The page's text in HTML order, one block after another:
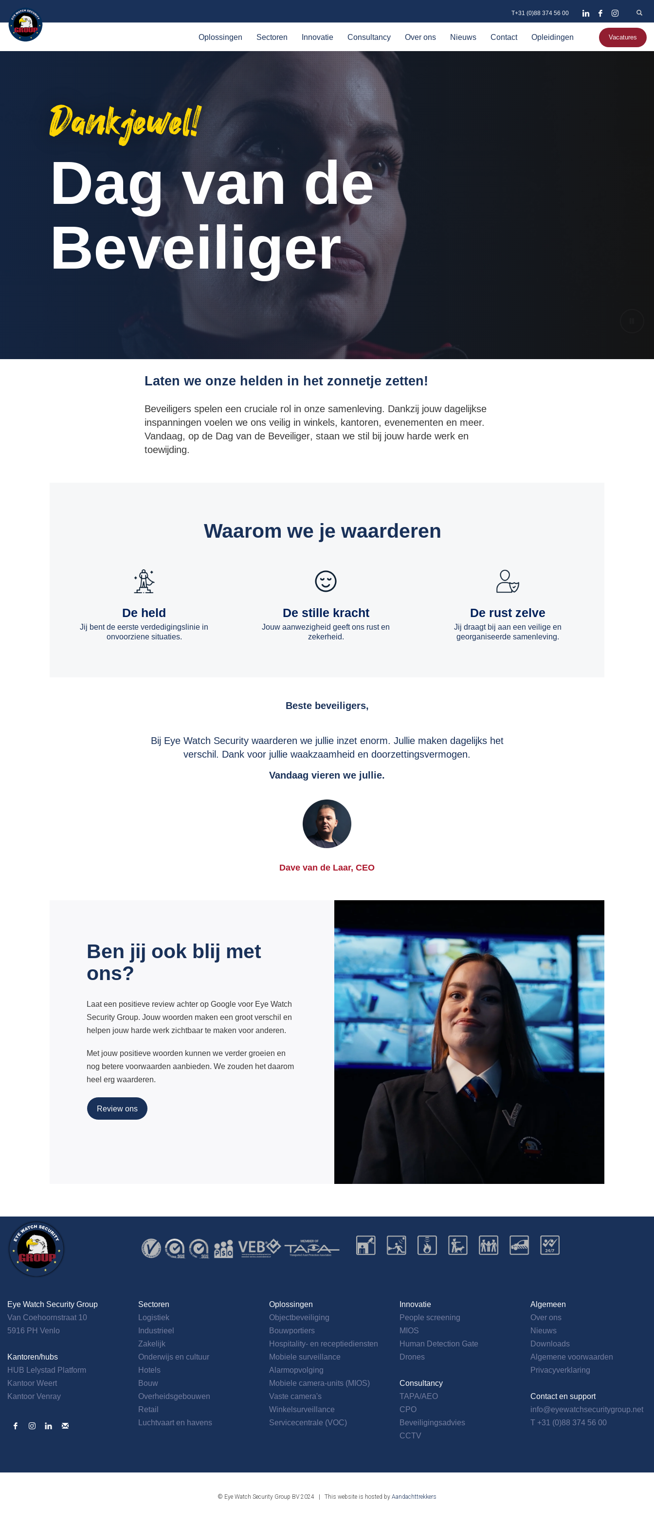
T+31 (0)88 374 56 00
Oplossingen Sectoren Innovatie Consultancy Over ons Nieuws Contact Opleidingen Vacatures
Dankjewel!
Dag van de
Beveiliger
Laten we onze helden in het zonnetje zetten!
Beveiligers spelen een cruciale rol in onze samenleving. Dankzij jouw dagelijkse
inspanningen voelen we ons veilig in winkels, kantoren, evenementen en meer.
Vandaag, op de Dag van de Beveiliger, staan we stil bij jouw harde werk en
toewijding.
Waarom we je waarderen
De held
Jij bent de eerste verdedigingslinie in
onvoorziene situaties.
De stille kracht
Jouw aanwezigheid geeft ons rust en
zekerheid.
De rust zelve
Jij draagt bij aan een veilige en
georganiseerde samenleving.
Beste beveiligers,
Bij Eye Watch Security waarderen we jullie inzet enorm. Jullie maken dagelijks het
verschil. Dank voor jullie waakzaamheid en doorzettingsvermogen.
Vandaag vieren we jullie.
Dave van de Laar, CEO
Ben jij ook blij met
ons?
Laat een positieve review achter op Google voor Eye Watch
Security Group. Jouw woorden maken een groot verschil en
helpen jouw harde werk zichtbaar te maken voor anderen.
Met jouw positieve woorden kunnen we verder groeien en
nog betere voorwaarden aanbieden. We zouden het daarom
heel erg waarderen.
Review ons
Eye Watch Security Group
Van Coehoornstraat 10
5916 PH Venlo
Kantoren/hubs
HUB Lelystad Platform
Kantoor Weert
Kantoor Venray
Sectoren
Logistiek
Industrieel
Zakelijk
Onderwijs en cultuur
Hotels
Bouw
Overheidsgebouwen
Retail
Luchtvaart en havens
Oplossingen
Objectbeveiliging
Bouwportiers
Hospitality- en receptiediensten
Mobiele surveillance
Alarmopvolging
Mobiele camera-units (MIOS)
Vaste camera's
Winkelsurveillance
Servicecentrale (VOC)
Innovatie
People screening
MIOS
Human Detection Gate
Drones
Consultancy
TAPA/AEO
CPO
Beveiligingsadvies
CCTV
Algemeen
Over ons
Nieuws
Downloads
Algemene voorwaarden
Privacyverklaring
Contact en support
info@eyewatchsecuritygroup.net
T +31 (0)88 374 56 00
© Eye Watch Security Group BV 2024 | This website is hosted by Aandachttrekkers